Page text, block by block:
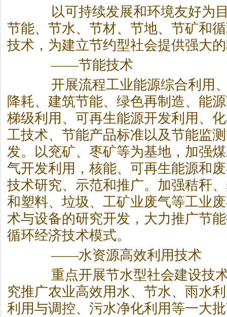
以可持续发展和环境友好为目
节能、节水、节材、节地、节矿和
技术，为建立节约型社会提供强大
——节能技术
开展流程工业能源综合利用、
降耗、建筑节能、绿色再制造、能
梯级利用、可再生能源开发利用、
工技术、节能产品标准以及节能监
发。以兖矿、枣矿等为基地，加强
气开发利用，核能、可再生能源和
技术研究、示范和推广。加强秸秆
和塑料、垃圾、工矿业废气等工业
术与设备的研究开发，大力推广节
循环经济技术模式。
——水资源高效利用技术
重点开展节水型社会建设技术
究推广农业高效用水、节水、雨水
利用与调控、污水净化利用等一大